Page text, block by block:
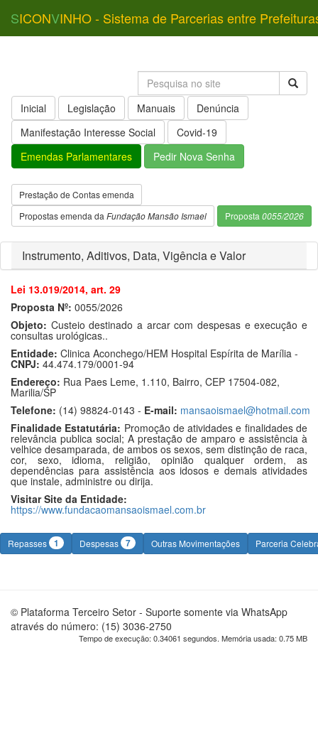
SICONVINHO - Sistema de Parcerias entre
Inicial Legislação Manuais
Denúncia
Manifestação Interesse Social
Covid-19
Emendas Parlamentares
Pedir Nova Senha
Prestação de Contas emenda
Propostas emenda da Fundação Mansão Ismael Proposta 0055/2026
Instrumento, Aditivos, Data, Vigência e Valor
Lei 13.019/2014, art. 29
Proposta Nº: 0055/2026
Objeto: Custeio destinado a arcar com despesas e execução e
consultas urológicas..
Entidade: Clinica Aconchego/HEM Hospital Espírita de Marília -
CNPJ: 44.474.179/0001-94
Endereço: Rua Paes Leme, 1.110, Bairro, CEP 17504-082,
Marilia/SP
Telefone: (14) 98824-0143 - E-mail: mansaoismael@hotmail.com
Finalidade Estatutária: Promoção de atividades e finalidades de
relevância publica social; A prestação de amparo e assistência à
velhice desamparada, de ambos os sexos, sem distinção de raca,
cor, sexo, idioma, religião, opinião qualquer ordem, as
dependências para assistência aos idosos e demais atividades
que instale, administre ou dirija.
Visitar Site da Entidade:
https://www.fundacaomansaoismael.com.br
Repasses 1 Despesas 7 Outras Movimentações Parceria
© Plataforma Terceiro Setor - Suporte somente via WhatsApp
através do número: (15) 3036-2750
Tempo de execução: 0.34061 segundos. Memória usada: 0.75 MB